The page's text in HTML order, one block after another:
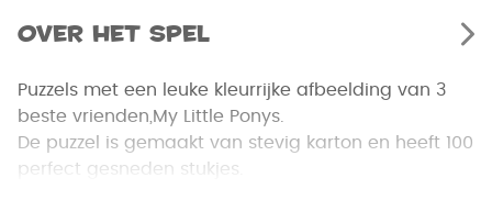
Over het spel
Puzzels met een leuke kleurrijke afbeelding van 3
beste vrienden,My Little Ponys.
De puzzel is gemaakt van stevig karton en heeft 100
perfect gesneden stukjes.